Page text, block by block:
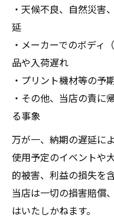
・天候不良、自然災害
延
・メーカーでのボディ
品や入荷遅れ
・プリント機材等の予
・その他、当店の責に
る事象
万が一、納期の遅延に
使用予定のイベントや
的被害、利益の損失を
当店は一切の損害賠償
はいたしかねます。